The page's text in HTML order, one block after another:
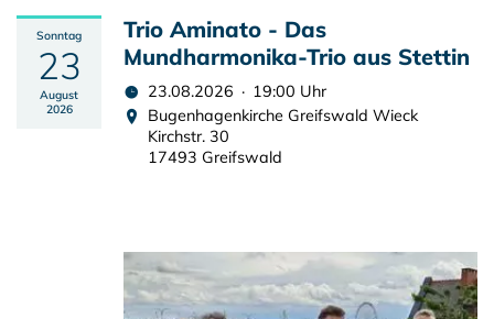
Sonntag
23
August
2026
Trio Aminato - Das
Mundharmonika-Trio aus Stettin
23.08.2026 · 19:00 Uhr
Bugenhagenkirche Greifswald Wieck
Kirchstr. 30
17493 Greifswald